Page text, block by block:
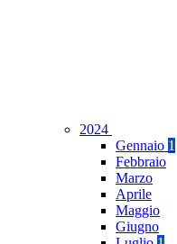
2024
Gennaio 1
Febbraio
Marzo
Aprile
Maggio
Giugno